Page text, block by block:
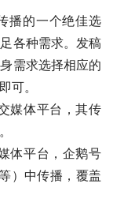
播的一个绝佳选
各种需求。发稿
需求选择相应的
可。
媒体平台，其传
体平台，企鹅号
）中传播，覆盖